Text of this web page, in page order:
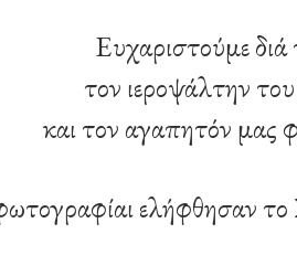
Ευχαριστούμε
τον ιεροψάλτην
και τον αγαπητόν μας
ελήφθησαν